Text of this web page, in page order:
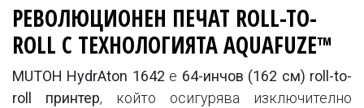
РЕВОЛЮЦИОНЕН ПЕЧАТ ROLL-TO-
ROLL С ТЕХНОЛОГИЯТА AQUAFUZE™
MUTOH HydrAton 1642 е 64-инчов (162 см) roll-to-
roll принтер, който осигурява изключително